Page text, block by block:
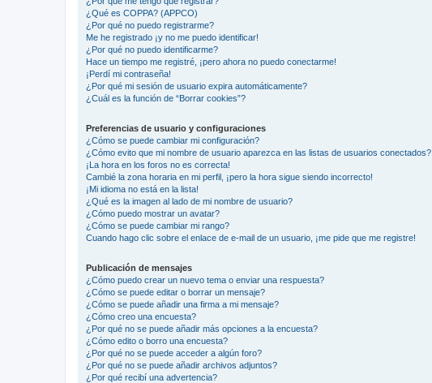
¿Qué es COPPA? (APPCO)
¿Por qué no puedo registrarme?
Me he registrado ¡y no me puedo identificar!
¿Por qué no puedo identificarme?
Hace un tiempo me registré, ¡pero ahora no puedo conectarme!
¡Perdí mi contraseña!
¿Por qué mi sesión de usuario expira automáticamente?
¿Cuál es la función de “Borrar cookies”?
Preferencias de usuario y configuraciones
¿Cómo se puede cambiar mi configuración?
¿Cómo evito que mi nombre de usuario aparezca en las listas de usuarios conectados?
¡La hora en los foros no es correcta!
Cambié la zona horaria en mi perfil, ¡pero la hora sigue siendo incorrecto!
¡Mi idioma no está en la lista!
¿Qué es la imagen al lado de mi nombre de usuario?
¿Cómo puedo mostrar un avatar?
¿Cómo se puede cambiar mi rango?
Cuando hago clic sobre el enlace de e-mail de un usuario, ¡me pide que me registre!
Publicación de mensajes
¿Cómo puedo crear un nuevo tema o enviar una respuesta?
¿Cómo se puede editar o borrar un mensaje?
¿Cómo se puede añadir una firma a mi mensaje?
¿Cómo creo una encuesta?
¿Por qué no se puede añadir más opciones a la encuesta?
¿Cómo edito o borro una encuesta?
¿Por qué no se puede acceder a algún foro?
¿Por qué no se puede añadir archivos adjuntos?
¿Por qué recibí una advertencia?